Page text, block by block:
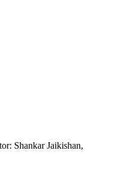
Shankar Jaikishan,